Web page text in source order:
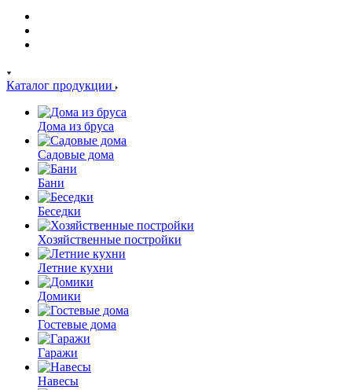
Каталог продукции
Дома из бруса
Садовые дома
Бани
Беседки
Хозяйственные постройки
Летние кухни
Домики
Гостевые дома
Гаражи
Навесы